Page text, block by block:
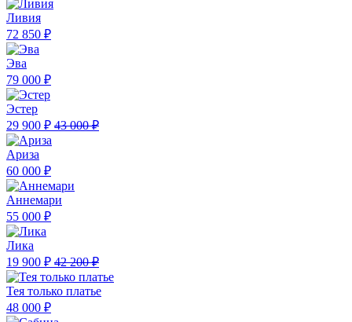
Ливия
72 850 ₽
Эва
79 000 ₽
Эстер
29 900 ₽ 43 000 ₽
Ариза
60 000 ₽
Аннемари
55 000 ₽
Лика
19 900 ₽ 42 200 ₽
Тея только платье
48 000 ₽